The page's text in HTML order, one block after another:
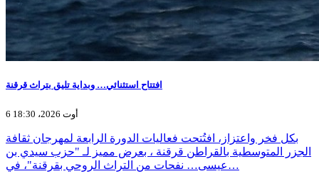
افتتاح استثنائي… وبداية تليق بتراث قرقنة
6 أوت 2026، 18:30
بكل فخر واعتزاز، افتُتحت فعاليات الدورة الرابعة لمهرجان ثقافة
الجزر المتوسطية بالقراطن قرقنة ، بعرض مميز لـ "حزب سيدي بن
عيسى… نفحات من التراث الروحي بقرقنة"، في…